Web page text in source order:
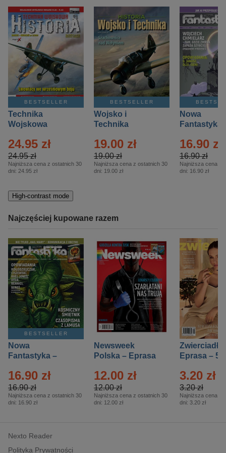
BESTSELLER
Technika
Wojskowa
– 2/2026
24.95 zł
24.95 zł
Najniższa cena z ostatnich 30
dni: 24.95 zł
BESTSELLER
Wojsko i
Technika
Specjalne –
Eprasa – 2/2026
19.00 zł
19.00 zł
Najniższa cena z ostatnich 30
dni: 19.00 zł
Nowa
Fantastyka
16.90 zł
16.90 zł
Najniższa cena z
dni: 16.90 zł
High-contrast mode
Najczęściej kupowane razem
BESTSELLER
Nowa
Fantastyka –
16.90 zł
16.90 zł
Najniższa cena z ostatnich 30
dni: 16.90 zł
Newsweek
Polska – Eprasa
12.00 zł
12.00 zł
Najniższa cena z ostatnich 30
dni: 12.00 zł
Zwierciadło
Eprasa – 5/
3.20 zł
3.20 zł
Najniższa cena z
dni: 3.20 zł
Nexto Reader
Polityka Prywatności